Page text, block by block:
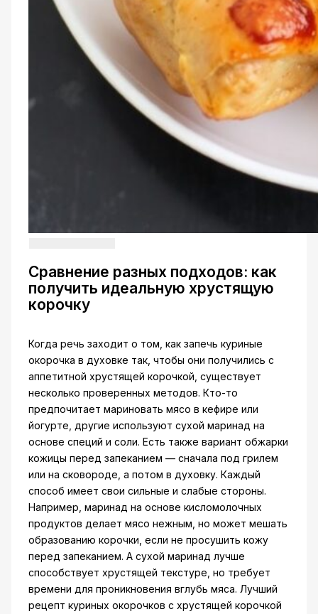
Сравнение разных подходов: как
получить идеальную хрустящую
корочку
Когда речь заходит о том, как запечь куриные
окорочка в духовке так, чтобы они получились с
аппетитной хрустящей корочкой, существует
несколько проверенных методов. Кто-то
предпочитает мариновать мясо в кефире или
йогурте, другие используют сухой маринад на
основе специй и соли. Есть также вариант обжарки
кожицы перед запеканием — сначала под грилем
или на сковороде, а потом в духовку. Каждый
способ имеет свои сильные и слабые стороны.
Например, маринад на основе кисломолочных
продуктов делает мясо нежным, но может мешать
образованию корочки, если не просушить кожу
перед запеканием. А сухой маринад лучше
способствует хрустящей текстуре, но требует
времени для проникновения вглубь мяса. Лучший
рецепт куриных окорочков с хрустящей корочкой